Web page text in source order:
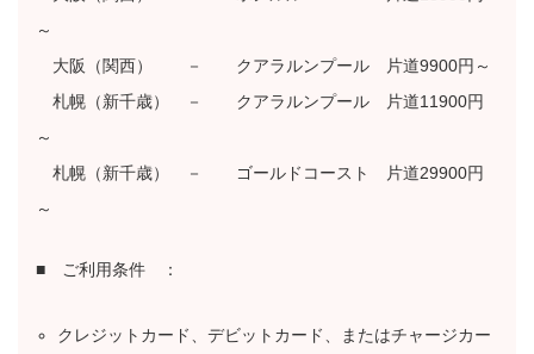
～
大阪（関西） － クアラルンプール 片道9900円～
札幌（新千歳） － クアラルンプール 片道11900円
～
札幌（新千歳） － ゴールドコースト 片道29900円
～
■ ご利用条件 ：
クレジットカード、デビットカード、またはチャージカー